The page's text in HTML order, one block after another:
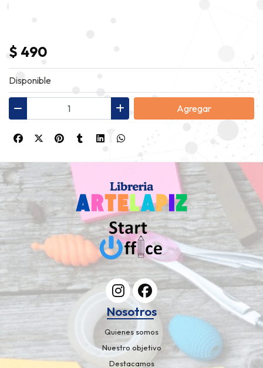
$ 490
Disponible
Agregar
Nosotros
Quienes somos
Nuestro objetivo
Destacamos